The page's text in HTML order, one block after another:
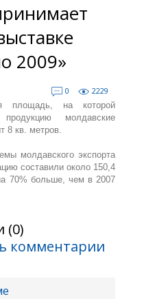
2009»
0
2229
площадь, на которой
молдавские
8 кв. метров.
молдавского экспорта
составили около 150,4
70% больше, чем в 2007
(0)
комментарии